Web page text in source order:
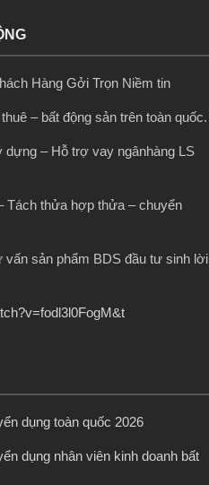
Hàng Gởi Trọn Niềm tin
– bất động sản trên toàn quốc.
– Hỗ trợ vay ngânhàng LS
Tách thửa hợp thửa – chuyển
vấn sản phẩm BDS đầu tư sinh lời
dụng toàn quốc 2026
dụng nhân viên kinh doanh bất